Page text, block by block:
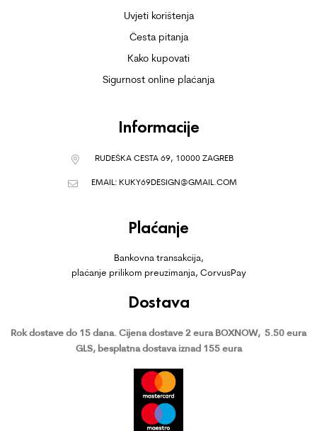
Uvjeti korištenja
Česta pitanja
Kako kupovati
Sigurnost online plaćanja
Informacije
RUDEŠKA CESTA 69, 10000 ZAGREB
EMAIL: KUKY69DESIGN@GMAIL.COM
Plaćanje
Bankovna transakcija,
plaćanje prilikom preuzimanja, CorvusPay
Dostava
Rok dostave do 15 dana. Cijena dostave 2 eura BOXNOW, 5.50 eura
GLS, besplatna dostava iznad 155 eura